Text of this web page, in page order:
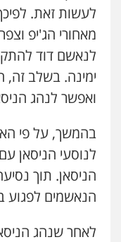
לעשות זאת.
מאחורי הג'יפ
לנאשם דוד
ימינה. בשלב
ואפשר לנהג
בהמשך, על פי
לנוסעי הניסאן
הניסאן. תוך
הנאשמים לפגוע
לאחר שנהג